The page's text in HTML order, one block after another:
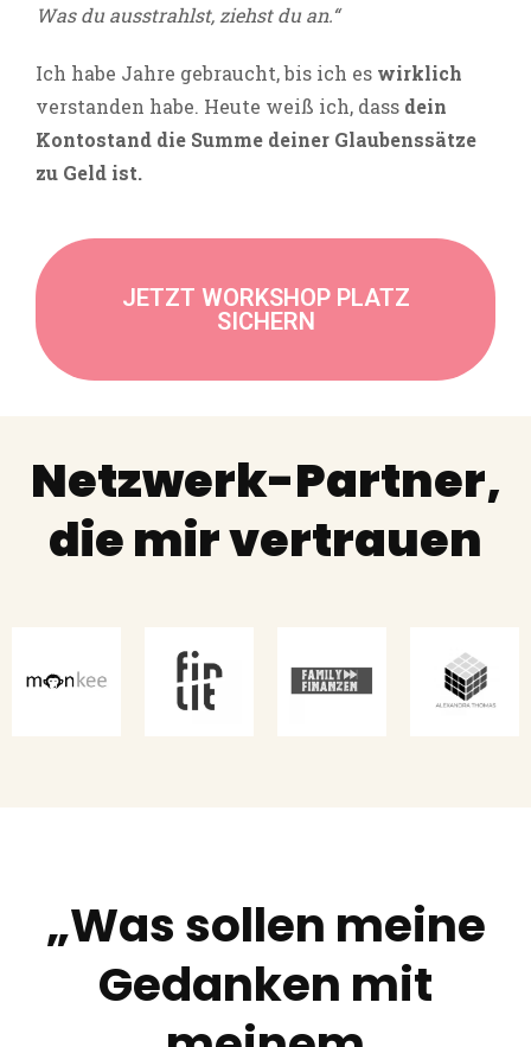
Was du ausstrahlst, ziehst du an.“
Ich habe Jahre gebraucht, bis ich es wirklich
verstanden habe. Heute weiß ich, dass dein
Kontostand die Summe deiner Glaubenssätze
zu Geld ist.
JETZT WORKSHOP PLATZ
SICHERN
Netzwerk-Partner,
die mir vertrauen
„Was sollen meine
Gedanken mit